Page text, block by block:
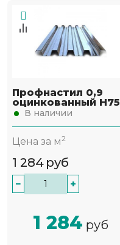
Профнастил 0,9
оцинкованный Н75
В наличии
Цена за м2
1 284 руб
− +
1 284 руб